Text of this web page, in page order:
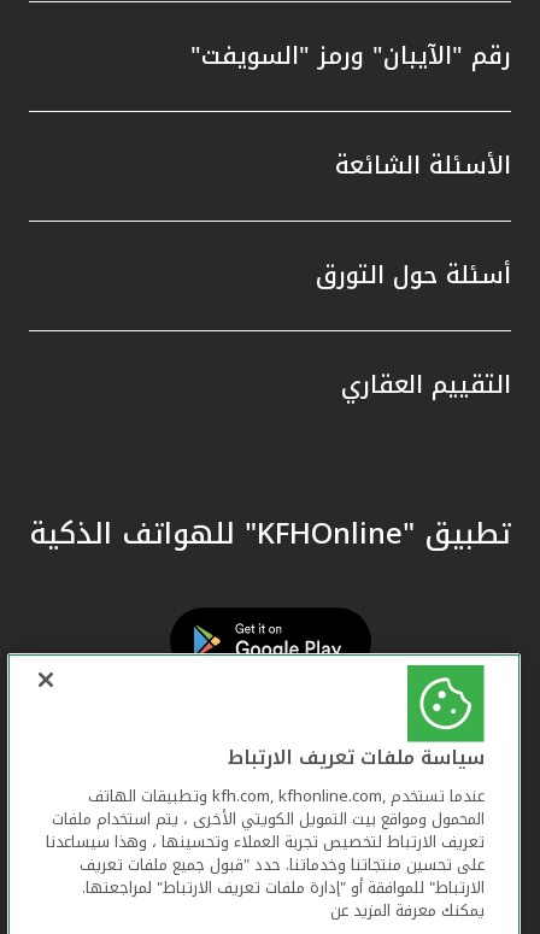
رقم "الآيبان" ورمز "السويفت"
الأسئلة الشائعة
أسئلة حول التورق
التقييم العقاري
تطبيق "KFHOnline" للهواتف الذكية
سياسة ملفات تعريف الارتباط
عندما تستخدم ,kfh.com, kfhonline.com وتطبيقات الهاتف
المحمول ومواقع بيت التمويل الكويتي الأخرى ، يتم استخدام ملفات
تعريف الارتباط لتخصيص تجربة العملاء وتحسينها ، وهذا سيساعدنا
على تحسين منتجاتنا وخدماتنا. حدد "قبول جميع ملفات تعريف
الارتباط" للموافقة أو "إدارة ملفات تعريف الارتباط" لمراجعتها.
يمكنك معرفة المزيد عن